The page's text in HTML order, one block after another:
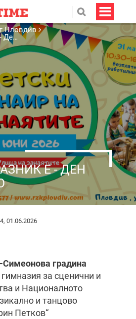
Пловдив
Голям празник е - Ден на детето
Е - ДЕН
01.06.2026
градина
за сценични и
и Националното
и танцово
Петков“